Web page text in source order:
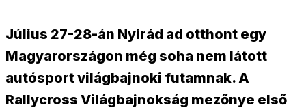
Július 27-28-án Nyirád ad otthont egy
Magyarországon még soha nem látott
autósport világbajnoki futamnak. A
Rallycross Világbajnokság mezőnye első